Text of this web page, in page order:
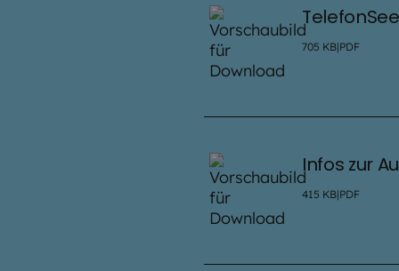
705 KB|PDF
Infos zur
415 KB|PDF